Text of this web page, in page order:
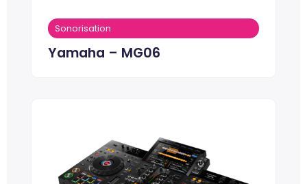
Sonorisation
Yamaha – MG06